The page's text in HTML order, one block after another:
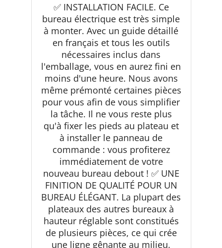
Posture + 70-120 CM + Moteurs et
Matériaux Fiables + Montage
Facile + Garanti 20 Ans +
NOUVEAUTÉ 2024 (Blanc)
✅ INSTALLATION FACILE. Ce
bureau électrique est très simple
à monter. Avec un guide détaillé
en français et tous les outils
nécessaires inclus dans
l'emballage, vous en aurez fini en
moins d'une heure. Nous avons
même prémonté certaines pièces
pour vous afin de vous simplifier
la tâche. Il ne vous reste plus
qu'à fixer les pieds au plateau et
à installer le panneau de
commande : vous profiterez
immédiatement de votre
nouveau bureau debout ! ✅ UNE
FINITION DE QUALITÉ POUR UN
BUREAU ÉLÉGANT. La plupart des
plateaux des autres bureaux à
hauteur réglable sont constitués
de plusieurs pièces, ce qui crée
une ligne gênante au milieu.